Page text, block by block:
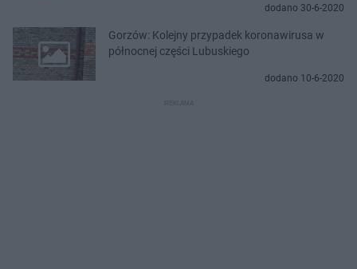
dodano 30-6-2020
Gorzów: Kolejny przypadek koronawirusa w
północnej części Lubuskiego
dodano 10-6-2020